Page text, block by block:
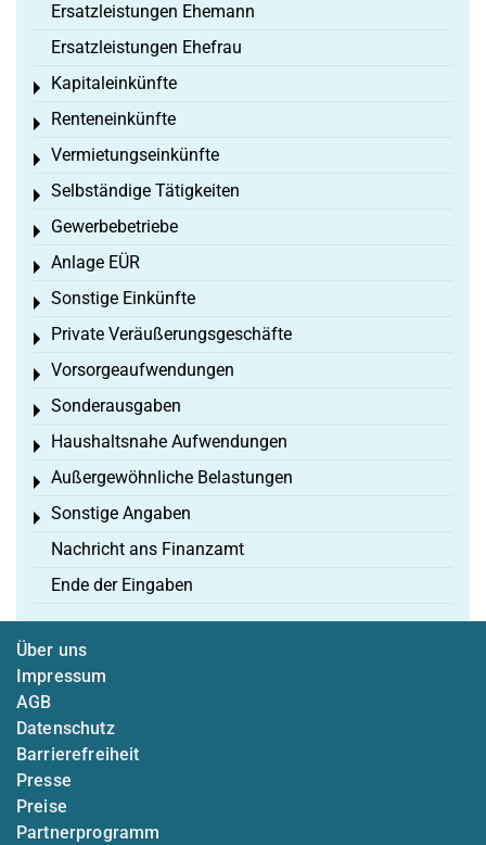
Ersatzleistungen Ehemann
Ersatzleistungen Ehefrau
Kapitaleinkünfte
Toggle menu
Renteneinkünfte
Toggle menu
Vermietungseinkünfte
Toggle menu
Selbständige Tätigkeiten
Toggle menu
Gewerbebetriebe
Toggle menu
Anlage EÜR
Toggle menu
Sonstige Einkünfte
Toggle menu
Private Veräußerungsgeschäfte
Toggle menu
Vorsorgeaufwendungen
Toggle menu
Sonderausgaben
Toggle menu
Haushaltsnahe Aufwendungen
Toggle menu
Außergewöhnliche Belastungen
Toggle menu
Sonstige Angaben
Toggle menu
Nachricht ans Finanzamt
Ende der Eingaben
Über uns
Impressum
AGB
Datenschutz
Barrierefreiheit
Presse
Preise
Partnerprogramm